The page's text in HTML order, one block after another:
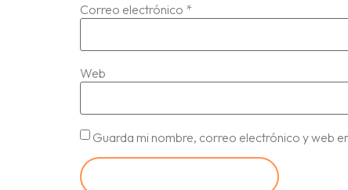
Correo electrónico *
Web
Guarda mi nombre, correo electrónico y web